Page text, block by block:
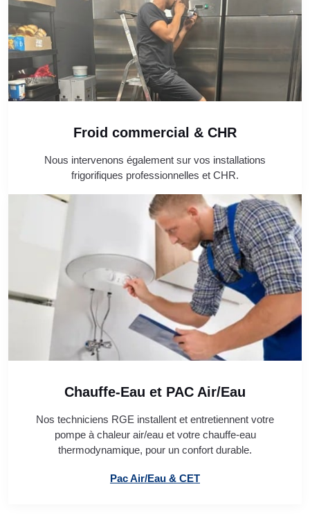
Froid commercial & CHR
Nous intervenons également sur vos installations
frigorifiques professionnelles et CHR.
Chauffe-Eau et PAC Air/Eau
Nos techniciens RGE installent et entretiennent votre
pompe à chaleur air/eau et votre chauffe-eau
thermodynamique, pour un confort durable.
Pac Air/Eau & CET